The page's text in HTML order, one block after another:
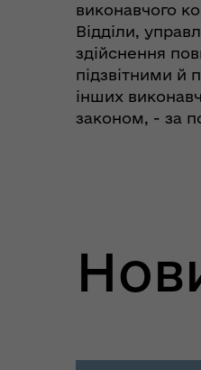
виконавчого
Відділи,
здійснення
підзвітними й
інших
законом, - за